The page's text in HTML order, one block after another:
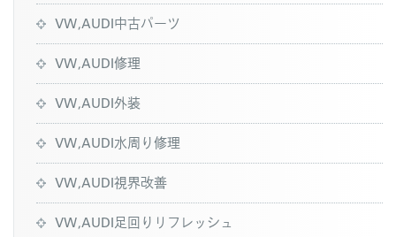
VW,AUDI中古パーツ
VW,AUDI修理
VW,AUDI外装
VW,AUDI水周り修理
VW,AUDI視界改善
VW,AUDI足回りリフレッシュ